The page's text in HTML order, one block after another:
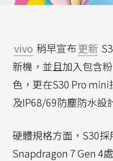
vivo 稍早宣布更新
新機，並且加入包含
色，更在S30 Pro
及IP68/69防塵防水設
硬體規格方面，S30
Snapdragon 7 Gen 4